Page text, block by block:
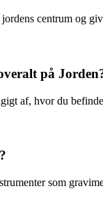
centrum og
på
af, hvor du
som